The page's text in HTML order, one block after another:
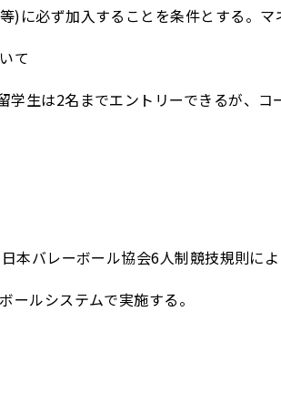
)に必ず加入することを条件とする。マ
て
学生は2名までエントリーできるが、コ
本バレーボール協会6人制競技規則によ
ールシステムで実施する。